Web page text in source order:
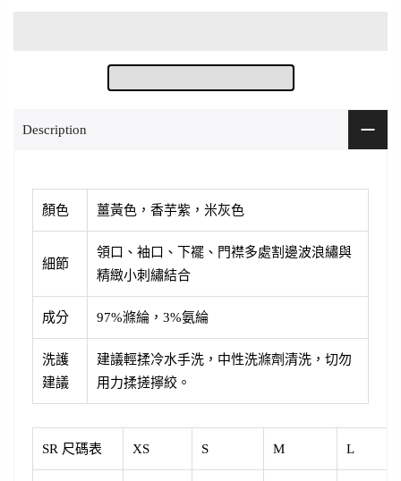
Description
顏色 薑黃色，香芋紫，米灰色
細節
領口、袖口、下襬、門襟多處割邊波浪繡與
精緻小刺繡結合
成分 97%滌綸，3%氨綸
洗護
建議
建議輕揉冷水手洗，中性洗滌劑清洗，切勿
用力揉搓擰絞。
SR 尺碼表 XS S M L